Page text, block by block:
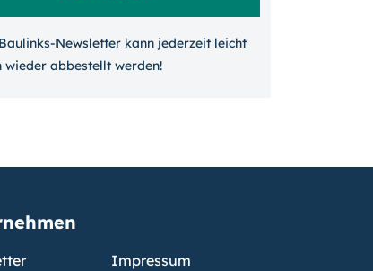
Newsletter kann jeder­zeit leicht
wieder ab­bestellt werden!
Impressum